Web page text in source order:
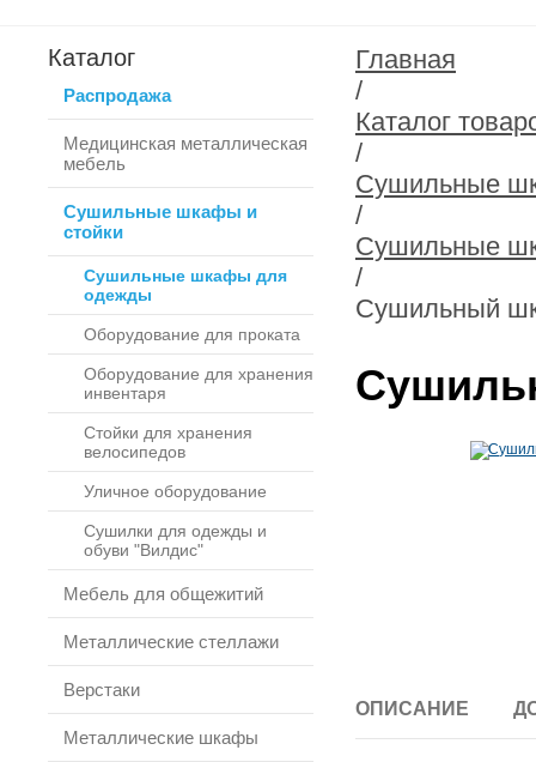
Каталог
Распродажа
Медицинская металлическая
мебель
Сушильные шкафы и
стойки
Сушильные шкафы для
одежды
Оборудование для проката
Оборудование для хранения
инвентаря
Стойки для хранения
велосипедов
Уличное оборудование
Сушилки для одежды и
обуви "Вилдис"
Мебель для общежитий
Металлические стеллажи
Верстаки
Металлические шкафы
Главная
/
Каталог
/
Сушильные
/
Сушильные
/
Сушильный
ОПИСАНИЕ